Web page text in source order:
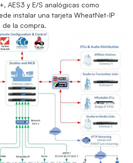
AES3 y E/S analógicas como
instalar una tarjeta WheatNet-IP
la compra.